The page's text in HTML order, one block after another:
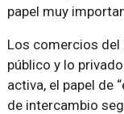
papel muy
Los comercios
público y lo
activa, el papel de
de intercambio